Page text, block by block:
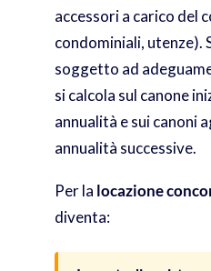
accessori a carico del
condominiali, utenze).
soggetto ad
si calcola sul canone
annualità e sui canoni
annualità successive.
Per la locazione
diventa: